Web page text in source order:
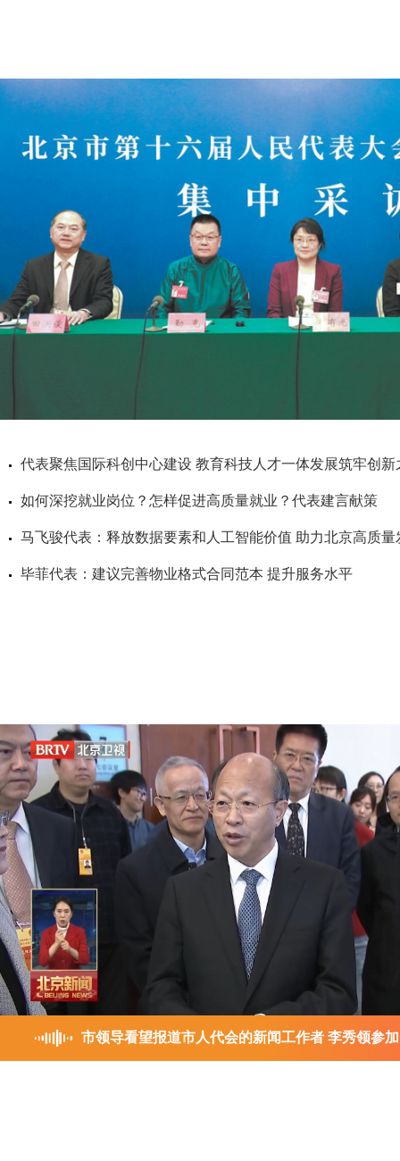
代表聚焦国际科创中心建设 教育科技人才一体发展筑牢创新
如何深挖就业岗位？怎样促进高质量就业？代表建言献策
马飞骏代表：释放数据要素和人工智能价值 助力北京高质量
毕菲代表：建议完善物业格式合同范本 提升服务水平
市领导看望报道市人代会的新闻工作者 李秀领参加